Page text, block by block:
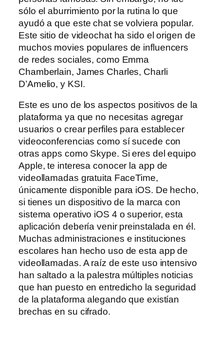
sólo el aburrimiento por la rutina lo que
ayudó a que este chat se volviera popular.
Este sitio de videochat ha sido el origen de
muchos movies populares de influencers
de redes sociales, como Emma
Chamberlain, James Charles, Charli
D’Amelio, y KSI.
Este es uno de los aspectos positivos de la
plataforma ya que no necesitas agregar
usuarios o crear perfiles para establecer
videoconferencias como sí sucede con
otras apps como Skype. Si eres del equipo
Apple, te interesa conocer la app de
videollamadas gratuita FaceTime,
únicamente disponible para iOS. De hecho,
si tienes un dispositivo de la marca con
sistema operativo iOS 4 o superior, esta
aplicación debería venir preinstalada en él.
Muchas administraciones e instituciones
escolares han hecho uso de esta app de
videollamadas. A raíz de este uso intensivo
han saltado a la palestra múltiples noticias
que han puesto en entredicho la seguridad
de la plataforma alegando que existían
brechas en su cifrado.